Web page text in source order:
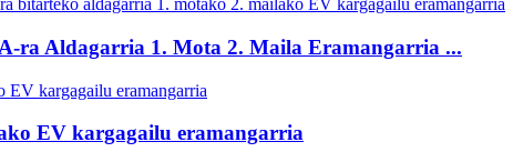
ra Aldagarria 1. Mota 2. Maila Eramangarria ...
EV kargagailu eramangarria